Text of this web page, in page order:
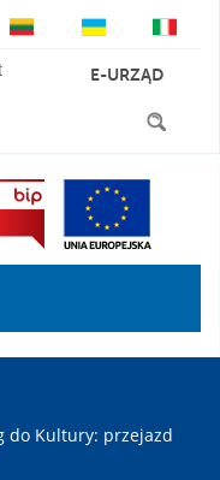
E-URZĄD
do Kultury: przejazd